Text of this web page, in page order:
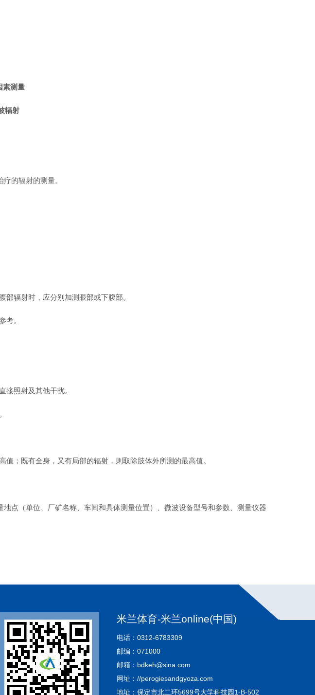
素测量
辐射
的辐射的测量。
辐射时，应分别加测眼部或下腹部。
考。
接照射及其他干扰。
；既有全身，又有局部的辐射，则取除肢体外所测的最高值。
点（单位、厂矿名称、车间和具体测量位置）、微波设备型号和参数、测量仪器
米兰体育-米兰online(中国)
电话：0312-6783309
邮编：071000
邮箱：bdkeh@sina.com
网址：//perogiesandgyoza.com
地址：保定市北二环5699号大学科技园1-B-502